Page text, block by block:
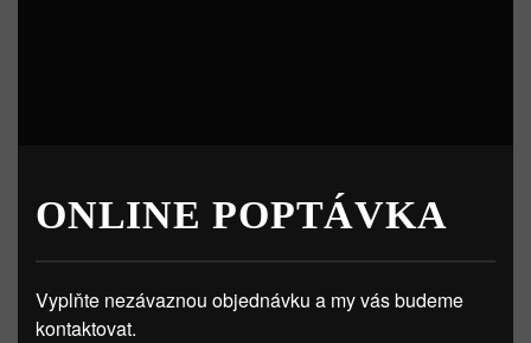
ONLINE POPTÁVKA
Vyplňte nezávaznou objednávku a my vás budeme
kontaktovat.